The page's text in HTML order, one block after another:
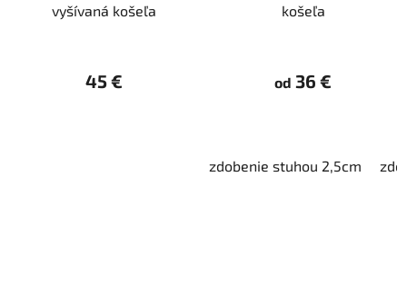
vyšívaná košeľa
45 €
košeľa
od 36 €
zdobenie stuhou 2,5cm